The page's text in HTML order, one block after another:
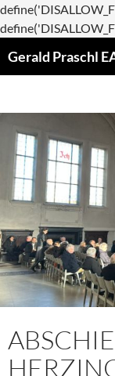
Gerald Praschl